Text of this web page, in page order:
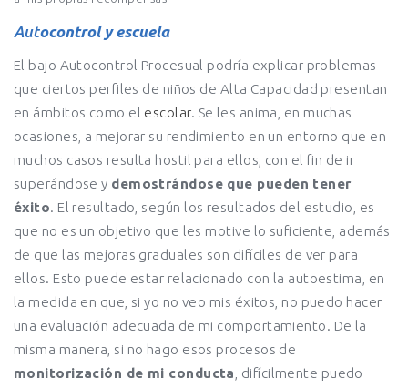
Autocontrol y escuela
El bajo Autocontrol Procesual podría explicar problemas
que ciertos perfiles de niños de Alta Capacidad presentan
en ámbitos como el escolar. Se les anima, en muchas
ocasiones, a mejorar su rendimiento en un entorno que en
muchos casos resulta hostil para ellos, con el fin de ir
superándose y demostrándose que pueden tener
éxito. El resultado, según los resultados del estudio, es
que no es un objetivo que les motive lo suficiente, además
de que las mejoras graduales son difíciles de ver para
ellos. Esto puede estar relacionado con la autoestima, en
la medida en que, si yo no veo mis éxitos, no puedo hacer
una evaluación adecuada de mi comportamiento. De la
misma manera, si no hago esos procesos de
monitorización de mi conducta , difícilmente puedo